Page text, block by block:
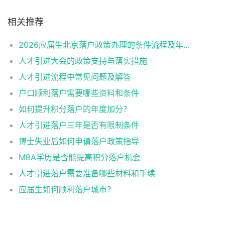
相关推荐
2026应届生北京落户政策办理的条件流程及年龄限制
人才引进大会的政策支持与落实措施
人才引进流程中常见问题及解答
户口顺利落户需要哪些资料和条件
如何提升积分落户的年度加分？
人才引进落户三年是否有限制条件
博士失业后如何申请落户政策指导
MBA学历是否能提高积分落户机会
人才引进落户需要准备哪些材料和手续
应届生如何顺利落户城市？